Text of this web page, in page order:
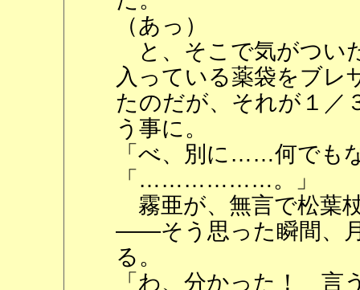
（あっ）
と、そこで気がつい
入っている薬袋をブレ
たのだが、それが１／
う事に。
「べ、別に……何でも
「………………。」
霧亜が、無言で松葉
――そう思った瞬間、
る。
「わ、分かった！